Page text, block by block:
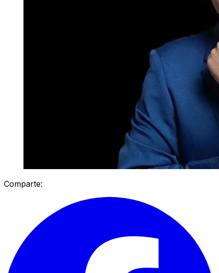
Comparte: